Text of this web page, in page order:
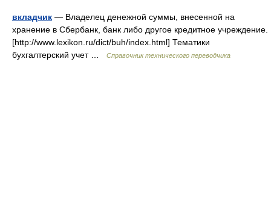
вкладчик — Владелец денежной суммы, внесенной на
хранение в Сбербанк, банк либо другое кредитное учреждение.
[http://www.lexikon.ru/dict/buh/index.html] Тематики
бухгалтерский учет …
Справочник технического переводчика